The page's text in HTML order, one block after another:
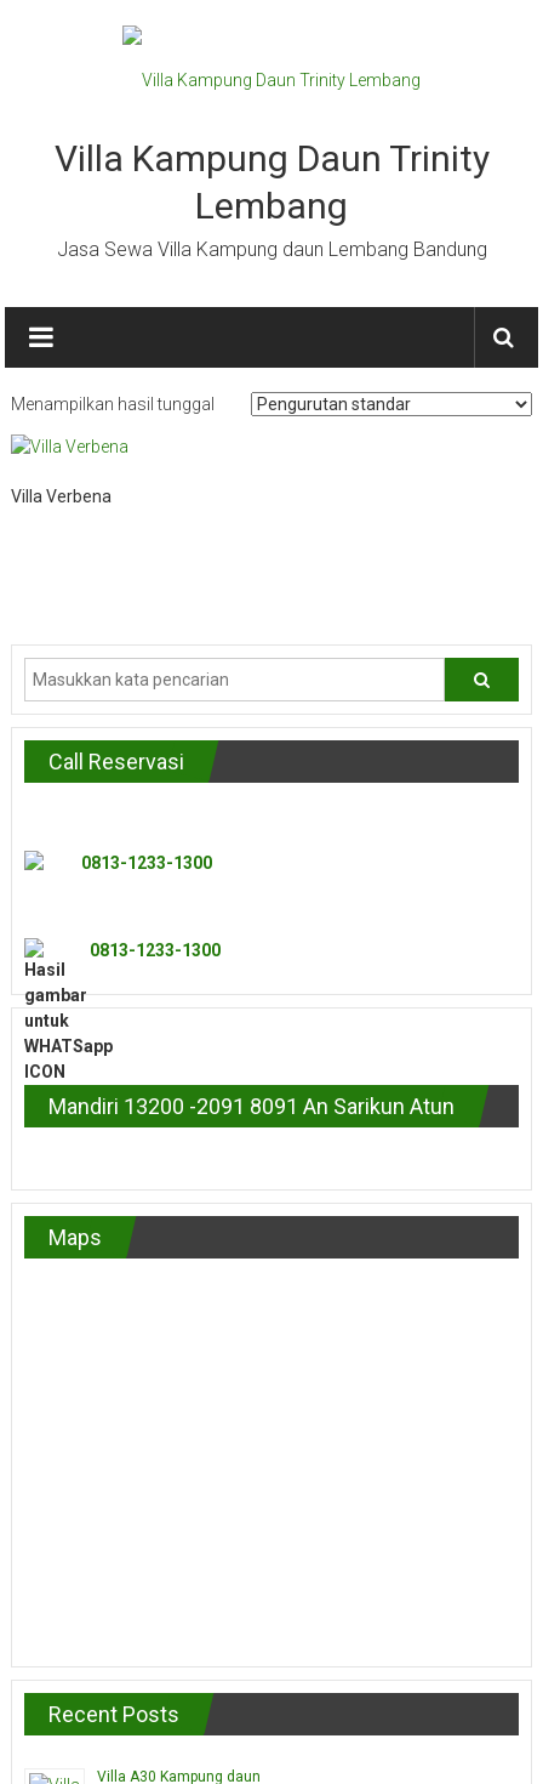
Villa Kampung Daun Trinity
Lembang
Jasa Sewa Villa Kampung daun Lembang Bandung
Menampilkan hasil tunggal
Villa Verbena
Call Reservasi
0813-1233-1300
0813-1233-1300
Mandiri 13200 -2091 8091 An Sarikun Atun
Maps
Recent Posts
Villa A30 Kampung daun